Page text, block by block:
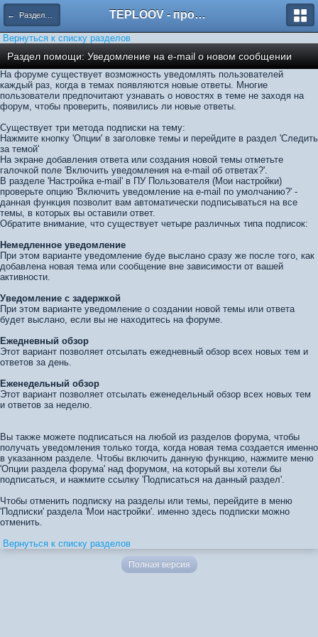
← Разделы помощи TEPLOOV - программный комплекс для расчёта систем отопления и вентиляции
Вернуться к списку разделов
Раздел помощи: Уведомление на е-mail о новом сообщении
На форуме существует возможность уведомлять пользователей
каждый раз, когда в темах появляются новые ответы. Многие
пользователи предпочитают узнавать о новостях в теме не заходя на
форум, чтобы проверить, появились ли новые ответы.
Существует три метода подписки на тему:
Нажмите кнопку 'Опции' в заголовке темы и перейдите в раздел 'Следить
за темой'
На экране добавления ответа или создания новой темы отметьте
галочкой поле 'Включить уведомления на е-mail об ответах?'.
В разделе 'Настройка е-mail' в ПУ Пользователя (Мои настройки)
проверьте опцию 'Включить уведомление на е-mail по умолчанию?' -
данная функция позволит вам автоматически подписываться на все
темы, в которых вы оставили ответ.
Обратите внимание, что существует четыре различных типа подписок:
Немедленное уведомление
При этом варианте уведомление буде выслано сразу же после того, как
добавлена новая тема или сообщение вне зависимости от вашей
активности.
Уведомление с задержкой
При этом варианте уведомление о создании новой темы или ответа
будет выслано, если вы не находитесь на форуме.
Ежедневный обзор
Этот вариант позволяет отсылать ежедневный обзор всех новых тем и
ответов за день.
Еженедельный обзор
Этот вариант позволяет отсылать еженедельный обзор всех новых тем
и ответов за неделю.
Вы также можете подписаться на любой из разделов форума, чтобы
получать уведомления только тогда, когда новая тема создается именно
в указанном разделе. Чтобы включить данную функцию, нажмите меню
'Опции раздела форума' над форумом, на который вы хотели бы
подписаться, и нажмите ссылку 'Подписаться на данный раздел'.
Чтобы отменить подписку на разделы или темы, перейдите в меню
'Подписки' раздела 'Мои настройки'. именно здесь подписки можно
отменить.
Вернуться к списку разделов
Полная версия